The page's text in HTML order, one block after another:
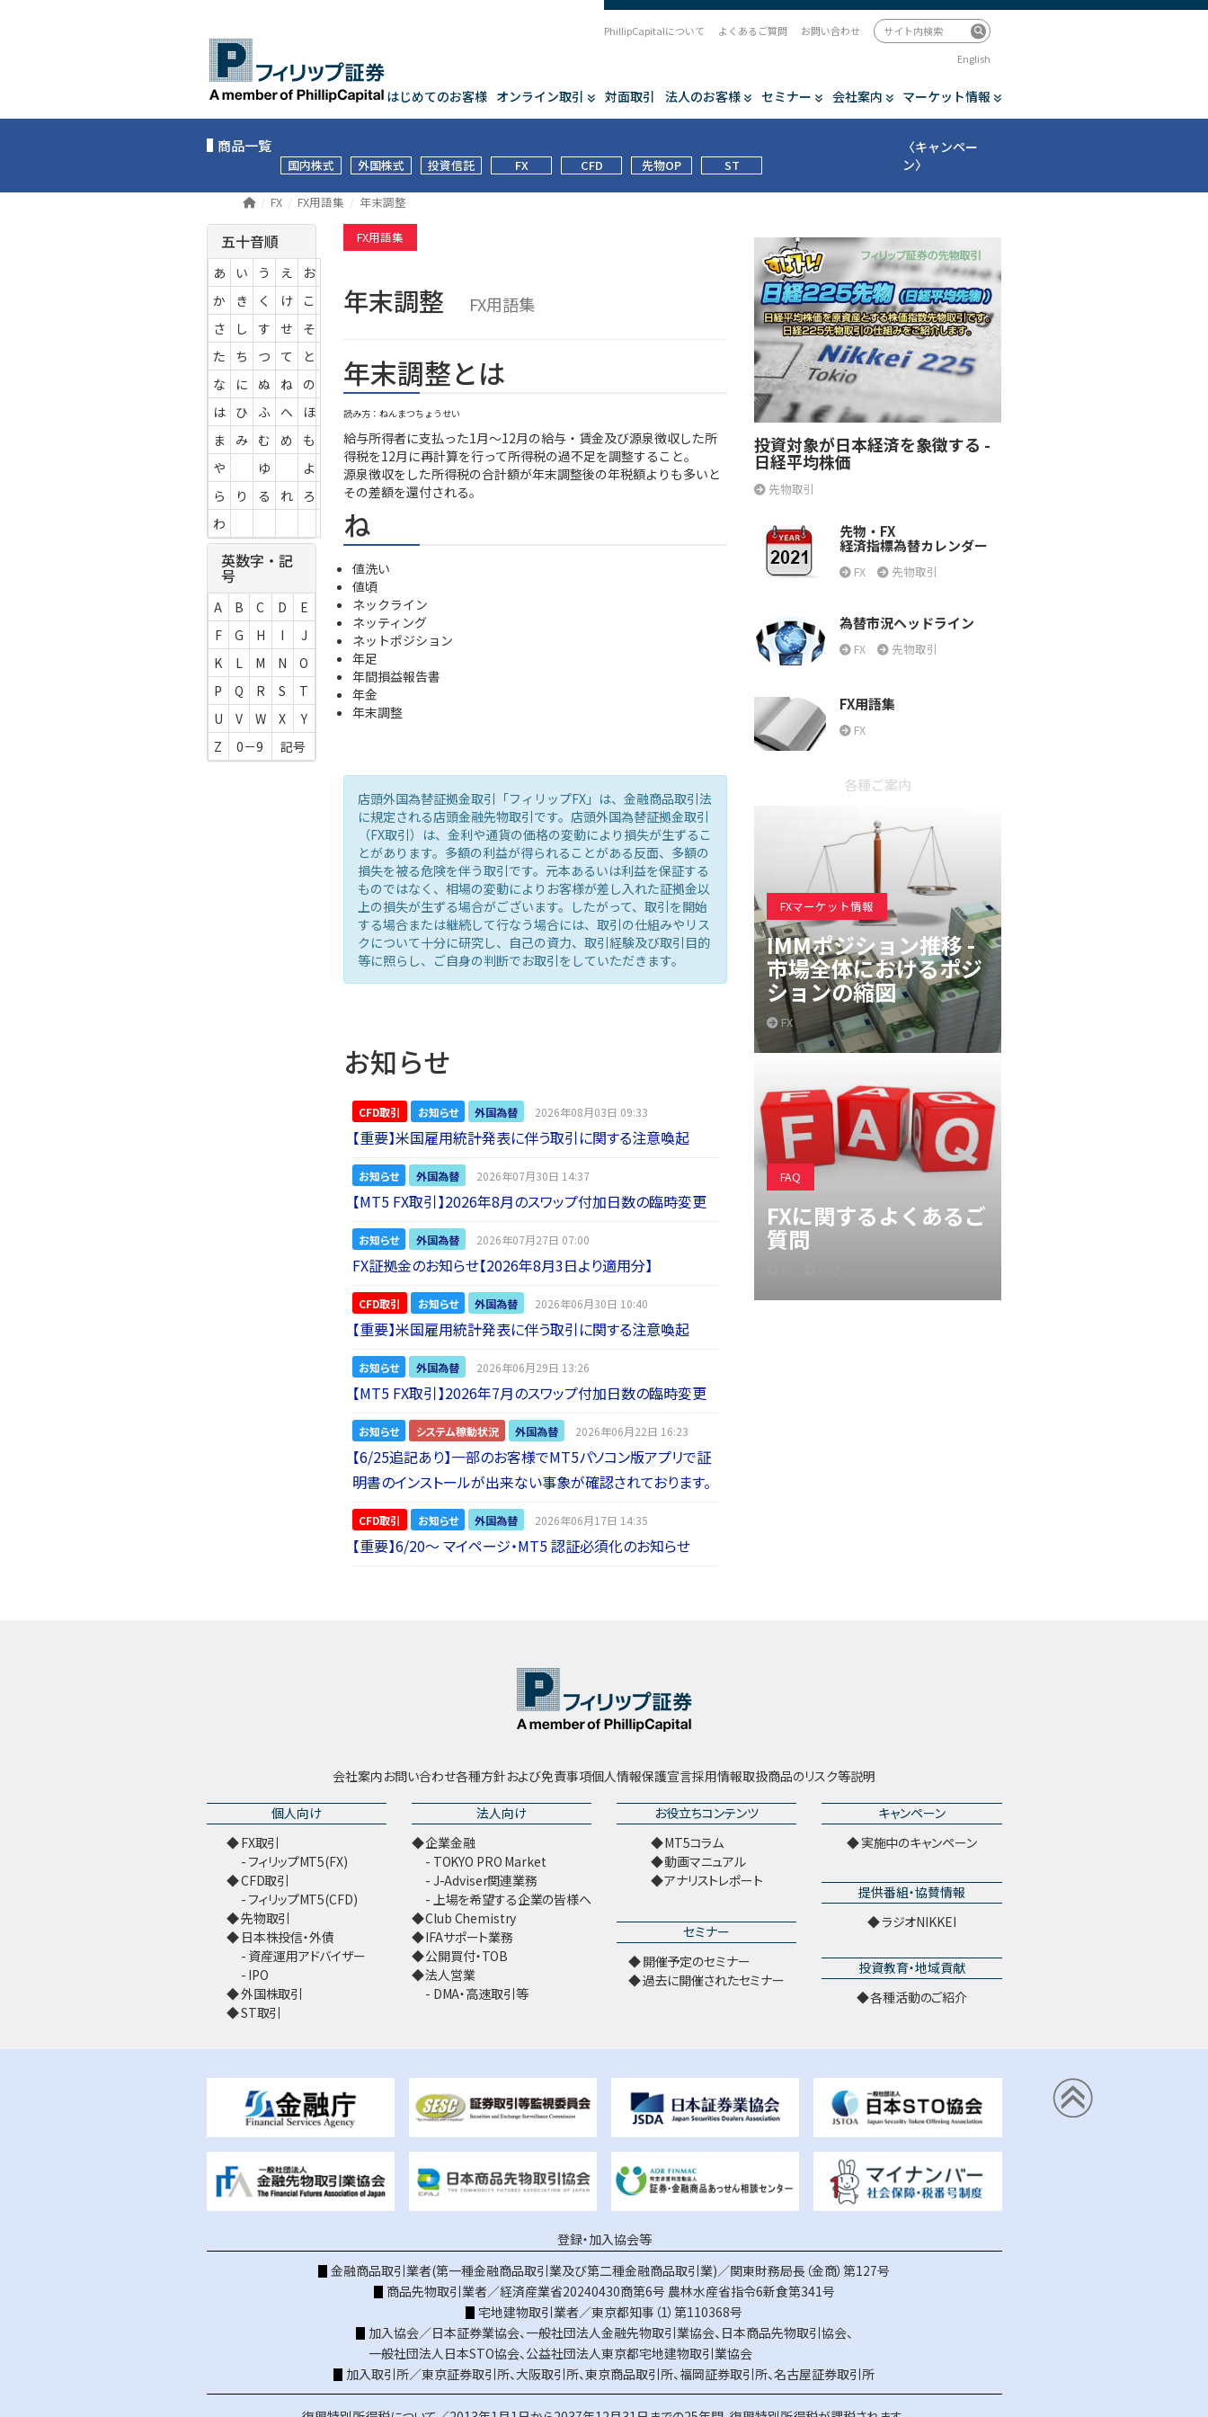
はじめてのお客様 オンライン取引 対面取引 法人のお客様 セミナー 会社案内 マーケット情報
PhillipCapitalについて よくあるご質問
お問い合わせ
English
商品一覧
国内株式 外国株式 投資信託 FX CFD 先物OP ST
〈キャンペー
ン〉
FX FX用語集 年末調整
FX用語集
年末調整 FX用語集
年末調整とは
読み方：ねんまつちょうせい
給与所得者に支払った1月～12月の給与・賃金及び源泉徴収した所
得税を12月に再計算を行って所得税の過不足を調整すること。
源泉徴収をした所得税の合計額が年末調整後の年税額よりも多いと
その差額を還付される。
ね
値洗い
値頃
ネックライン
ネッティング
ネットポジション
年足
年間損益報告書
年金
年末調整
店頭外国為替証拠金取引「フィリップFX」は、金融商品取引法
に規定される店頭金融先物取引です。店頭外国為替証拠金取引
（FX取引）は、金利や通貨の価格の変動により損失が生ずるこ
とがあります。多額の利益が得られることがある反面、多額の
損失を被る危険を伴う取引です。元本あるいは利益を保証する
ものではなく、相場の変動によりお客様が差し入れた証拠金以
上の損失が生ずる場合がございます。したがって、取引を開始
する場合または継続して行なう場合には、取引の仕組みやリス
クについて十分に研究し、自己の資力、取引経験及び取引目的
等に照らし、ご自身の判断でお取引をしていただきます。
お知らせ
CFD取引 お知らせ 外国為替 2026年08月03日 09:33
【重要】米国雇用統計発表に伴う取引に関する注意喚起
お知らせ 外国為替 2026年07月30日 14:37
【MT5 FX取引】2026年8月のスワップ付加日数の臨時変更
お知らせ 外国為替 2026年07月27日 07:00
FX証拠金のお知らせ【2026年8月3日より適用分】
CFD取引 お知らせ 外国為替 2026年06月30日 10:40
【重要】米国雇用統計発表に伴う取引に関する注意喚起
お知らせ 外国為替 2026年06月29日 13:26
【MT5 FX取引】2026年7月のスワップ付加日数の臨時変更
お知らせ システム稼動状況 外国為替 2026年06月22日 16:23
【6/25追記あり】一部のお客様でMT5パソコン版アプリで証
明書のインストールが出来ない事象が確認されております。
CFD取引 お知らせ 外国為替 2026年06月17日 14:35
【重要】6/20～ マイページ・MT5 認証必須化のお知らせ
五十音順
あ い う え
お
か
き く け
こ
さ
し す せ
そ
た
ち つ て
と
な
に ぬ ね
の
は
ひ ふ へ
ほ
ま
み む め
も
や
ゆ
よ
ら
り る れ
ろ
わ
英数字・記
号
A B C D
E
F
G H I
J
K
L M N
O
P
Q R S
T
U
V W X
Y
Z
0－9 記号
投資対象が日本経済を象徴する -
日経平均株価
先物取引
先物・FX
経済指標為替カレンダー
FX 先物取引
為替市況ヘッドライン
FX 先物取引
FX用語集
FX
各種ご案内
FXマーケット情報
IMMポジション推移 -
市場全体におけるポジ
ションの縮図
FX
FAQ
FXに関するよくあるご
質問
会社案内お問い合わせ各種方針および免責事項個人情報保護宣言採用情報取扱商品のリスク等説明
個人向け
FX取引
フィリップMT5(FX)
CFD取引
フィリップMT5(CFD)
先物取引
日本株投信・外債
資産運用アドバイザー
IPO
外国株取引
ST取引
法人向け
企業金融
TOKYO PRO Market
J-Adviser関連業務
上場を希望する企業の皆様へ
Club Chemistry
IFAサポート業務
公開買付・TOB
法人営業
DMA・高速取引等
お役立ちコンテンツ
MT5コラム
動画マニュアル
アナリストレポート
セミナー
開催予定のセミナー
過去に開催されたセミナー
キャンペーン
実施中のキャンペーン
提供番組・協賛情報
ラジオNIKKEI
投資教育・地域貢献
各種活動のご紹介
登録・加入協会等
金融商品取引業者(第一種金融商品取引業及び第二種金融商品取引業)／関東財務局長（金商）第127号
商品先物取引業者／経済産業省20240430商第6号 農林水産省指令6新食第341号
宅地建物取引業者／東京都知事（1）第110368号
加入協会／日本証券業協会、 一般社団法人金融先物取引業協会、 日本商品先物取引協会、
一般社団法人日本STO協会、 公益社団法人東京都宅地建物取引業協会
加入取引所／東京証券取引所、大阪取引所、東京商品取引所、福岡証券取引所、名古屋証券取引所